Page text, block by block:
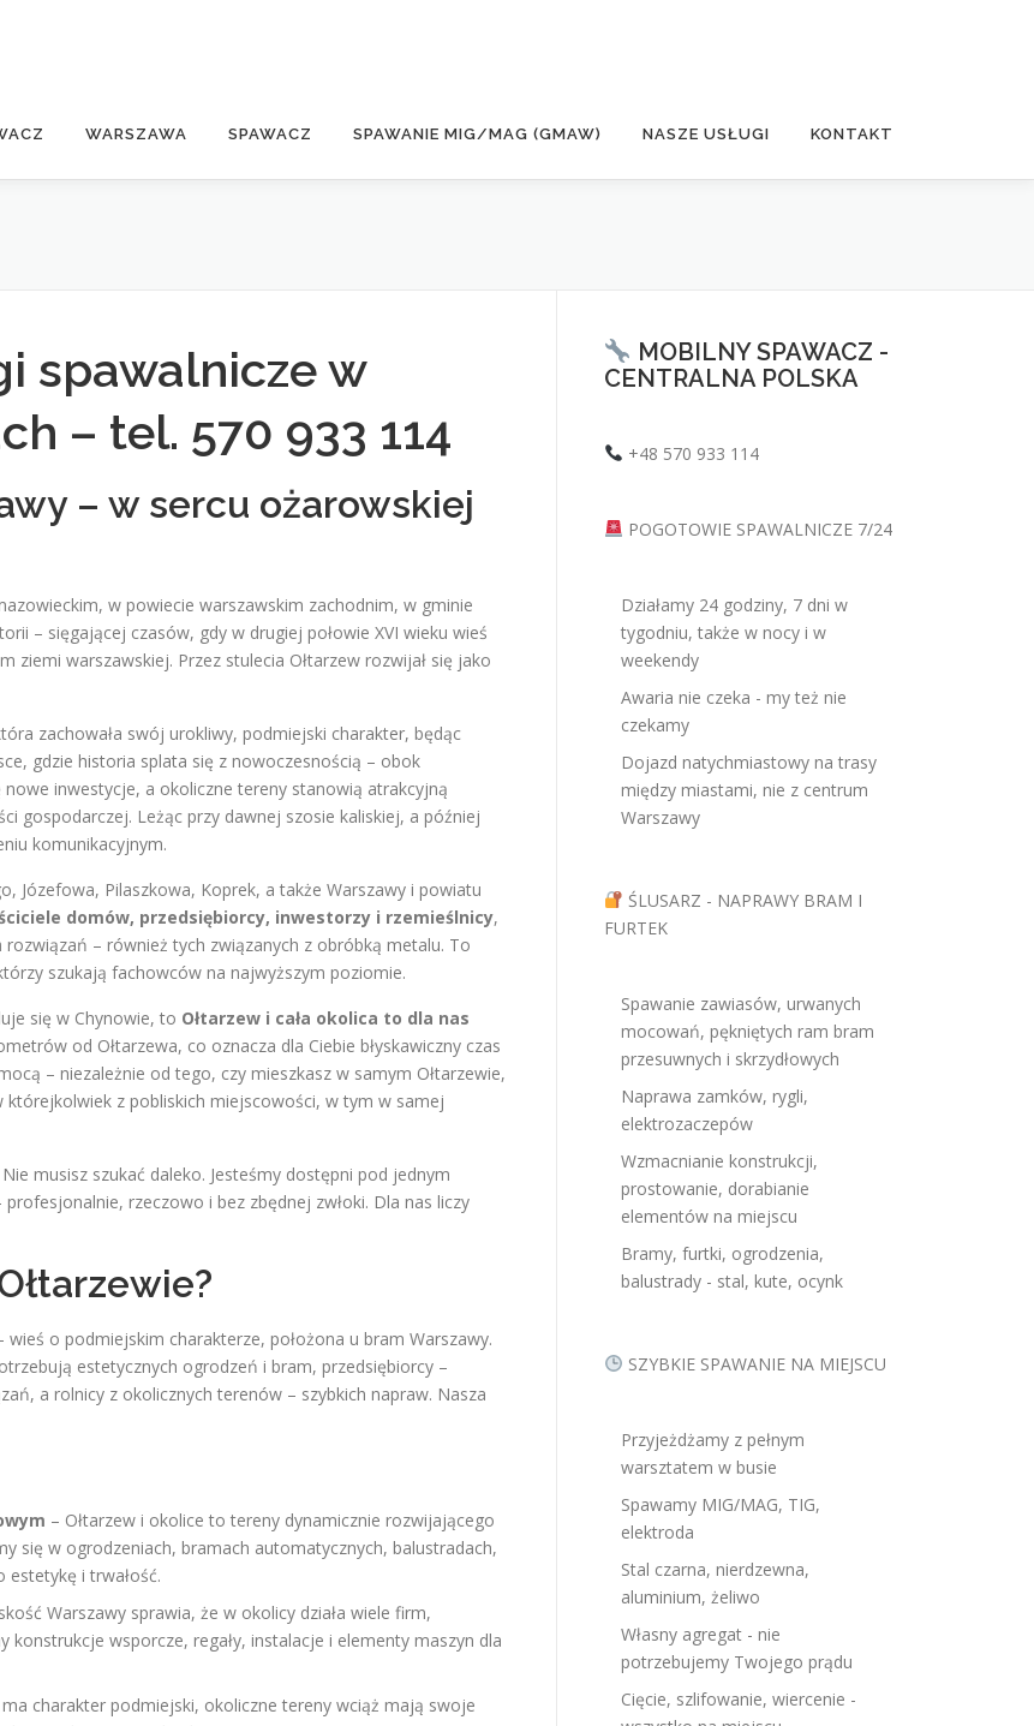
WARSZAWA SPAWACZ SPAWANIE MIG/MAG (GMAW) NASZE USŁUGI KONTAKT
spawalnicze w
– tel. 570 933 114
– w sercu ożarowskiej
w powiecie warszawskim zachodnim, w gminie
– sięgającej czasów, gdy w drugiej połowie XVI wieku wieś
ziemi warszawskiej. Przez stulecia Ołtarzew rozwijał się jako
zachowała swój urokliwy, podmiejski charakter, będąc
gdzie historia splata się z nowoczesnością – obok
inwestycje, a okoliczne tereny stanowią atrakcyjną
gospodarczej. Leżąc przy dawnej szosie kaliskiej, a później
komunikacyjnym.
Józefowa, Pilaszkowa, Koprek, a także Warszawy i powiatu
domów, przedsiębiorcy, inwestorzy i rzemieślnicy,
– również tych związanych z obróbką metalu. To
szukają fachowców na najwyższym poziomie.
się w Chynowie, to Ołtarzew i cała okolica to dla nas
od Ołtarzewa, co oznacza dla Ciebie błyskawiczny czas
– niezależnie od tego, czy mieszkasz w samym Ołtarzewie,
z pobliskich miejscowości, w tym w samej
Nie musisz szukać daleko. Jesteśmy dostępni pod jednym
rzeczowo i bez zbędnej zwłoki. Dla nas liczy
wieś o podmiejskim charakterze, położona u bram Warszawy.
estetycznych ogrodzeń i bram, przedsiębiorcy –
a rolnicy z okolicznych terenów – szybkich napraw. Nasza
– Ołtarzew i okolice to tereny dynamicznie rozwijającego
się w ogrodzeniach, bramach automatycznych, balustradach,
estetykę i trwałość.
Warszawy sprawia, że w okolicy działa wiele firm,
konstrukcje wsporcze, regały, instalacje i elementy maszyn dla
ma charakter podmiejski, okoliczne tereny wciąż mają swoje
MOBILNY SPAWACZ -
CENTRALNA POLSKA
+48 570 933 114
POGOTOWIE SPAWALNICZE 7/24
Działamy 24 godziny, 7 dni w
tygodniu, także w nocy i w
weekendy
Awaria nie czeka - my też nie
czekamy
Dojazd natychmiastowy na trasy
między miastami, nie z centrum
Warszawy
ŚLUSARZ - NAPRAWY BRAM I
FURTEK
Spawanie zawiasów, urwanych
mocowań, pękniętych ram bram
przesuwnych i skrzydłowych
Naprawa zamków, rygli,
elektrozaczepów
Wzmacnianie konstrukcji,
prostowanie, dorabianie
elementów na miejscu
Bramy, furtki, ogrodzenia,
balustrady - stal, kute, ocynk
SZYBKIE SPAWANIE NA MIEJSCU
Przyjeżdżamy z pełnym
warsztatem w busie
Spawamy MIG/MAG, TIG,
elektroda
Stal czarna, nierdzewna,
aluminium, żeliwo
Własny agregat - nie
potrzebujemy Twojego prądu
Cięcie, szlifowanie, wiercenie -